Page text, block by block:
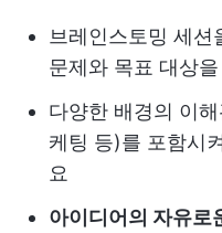
브레인스토밍 세
문제와 목표 대상
다양한 배경의 이
케팅 등)를 포함시
요
아이디어의 자유로